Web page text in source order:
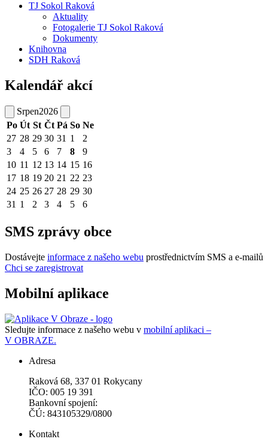
TJ Sokol Raková
Aktuality
Fotogalerie TJ Sokol Raková
Dokumenty
Knihovna
SDH Raková
Kalendář akcí
Srpen2026
Po Út St Čt Pá So Ne
27 28 29 30 31 1
2
3
4 5 6 7 8
9
10 11 12 13 14 15 16
17 18 19 20 21 22 23
24 25 26 27 28 29 30
31 1 2 3 4 5 6
SMS zprávy obce
Dostávejte informace z našeho webu prostřednictvím SMS a e-mailů
Chci se zaregistrovat
Mobilní aplikace
Sledujte informace z našeho webu v mobilní aplikaci –
V OBRAZE.
Adresa
Raková 68, 337 01 Rokycany
IČO: 005 19 391
Bankovní spojení:
ČÚ: 843105329/0800
Kontakt